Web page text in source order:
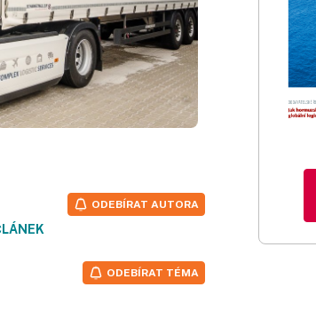
ODEBÍRAT AUTORA
ODEBÍRAT TÉMA